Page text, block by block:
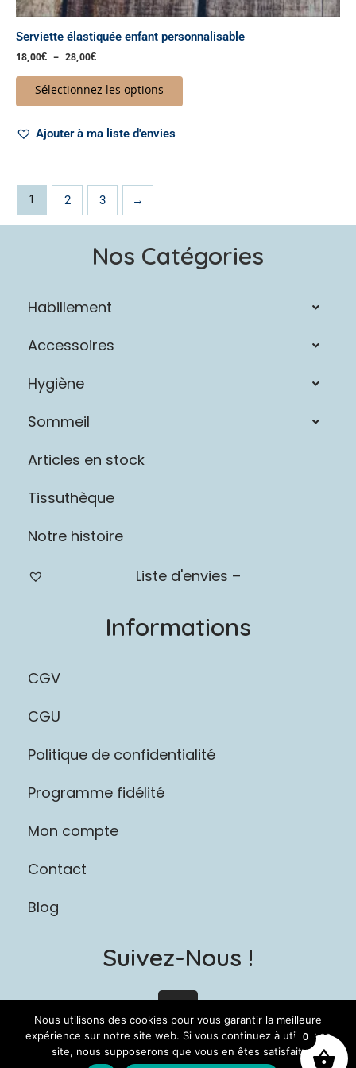
Serviette élastiquée enfant personnalisable
18,00€ – 28,00€
Sélectionnez les options
Ajouter à ma liste d'envies
1 2 3 →
Nos Catégories
Habillement
Accessoires
Hygiène
Sommeil
Articles en stock
Tissuthèque
Notre histoire
Liste d'envies –
Informations
CGV
CGU
Politique de confidentialité
Programme fidélité
Mon compte
Contact
Blog
Suivez-Nous !
I
n
s
t
Copyright © 2026 L'atelier des moussaillons |
0
Nous utilisons des cookies pour vous garantir la meilleure
expérience sur notre site web. Si vous continuez à utiliser ce
site, nous supposerons que vous en êtes satisfait.